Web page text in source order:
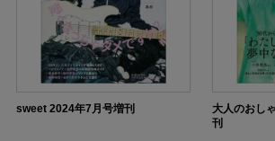
sweet 2024年7月号増刊
大人のおし
刊